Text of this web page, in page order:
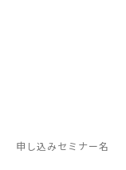
申し込みセミナー名